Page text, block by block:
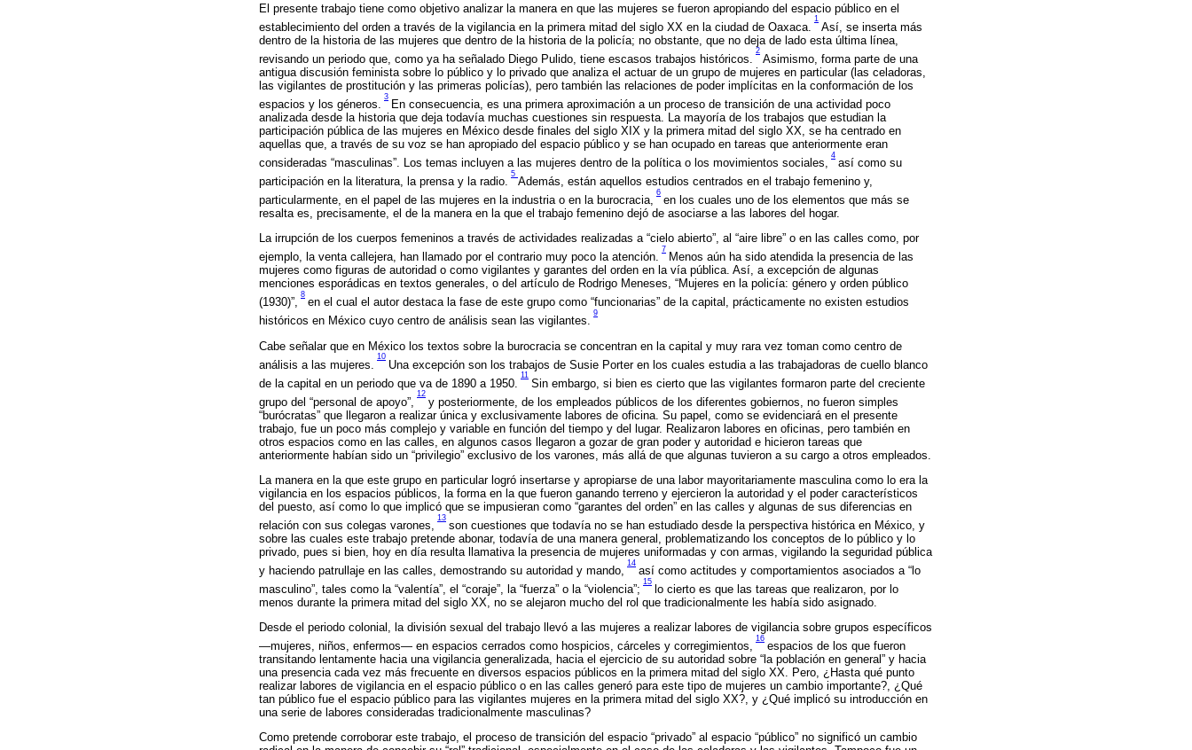
El presente trabajo tiene como objetivo analizar la manera en que las mujeres se fueron apropiando del espacio público en el
establecimiento del orden a través de la vigilancia en la primera mitad del siglo XX en la ciudad de Oaxaca.
1
Así, se inserta más
dentro de la historia de las mujeres que dentro de la historia de la policía; no obstante, que no deja de lado esta última línea,
revisando un periodo que, como ya ha señalado Diego Pulido, tiene escasos trabajos históricos.
2
Asimismo, forma parte de una
antigua discusión feminista sobre lo público y lo privado que analiza el actuar de un grupo de mujeres en particular (las celadoras,
las vigilantes de prostitución y las primeras policías), pero también las relaciones de poder implícitas en la conformación de los
espacios y los géneros.
3
En consecuencia, es una primera aproximación a un proceso de transición de una actividad poco
analizada desde la historia que deja todavía muchas cuestiones sin respuesta. La mayoría de los trabajos que estudian la
participación pública de las mujeres en México desde finales del siglo XIX y la primera mitad del siglo XX, se ha centrado en
aquellas que, a través de su voz se han apropiado del espacio público y se han ocupado en tareas que anteriormente eran
consideradas “masculinas”. Los temas incluyen a las mujeres dentro de la política o los movimientos sociales,
4
así como su
participación en la literatura, la prensa y la radio.
5
Además, están aquellos estudios centrados en el trabajo femenino y,
particularmente, en el papel de las mujeres en la industria o en la burocracia,
6
en los cuales uno de los elementos que más se
resalta es, precisamente, el de la manera en la que el trabajo femenino dejó de asociarse a las labores del hogar.
La irrupción de los cuerpos femeninos a través de actividades realizadas a “cielo abierto”, al “aire libre” o en las calles como, por
ejemplo, la venta callejera, han llamado por el contrario muy poco la atención.
7
Menos aún ha sido atendida la presencia de las
mujeres como figuras de autoridad o como vigilantes y garantes del orden en la vía pública. Así, a excepción de algunas
menciones esporádicas en textos generales, o del artículo de Rodrigo Meneses, “Mujeres en la policía: género y orden público
(1930)”,
8
en el cual el autor destaca la fase de este grupo como “funcionarias” de la capital, prácticamente no existen estudios
históricos en México cuyo centro de análisis sean las vigilantes.
9
Cabe señalar que en México los textos sobre la burocracia se concentran en la capital y muy rara vez toman como centro de
análisis a las mujeres.
10
Una excepción son los trabajos de Susie Porter en los cuales estudia a las trabajadoras de cuello blanco
de la capital en un periodo que va de 1890 a 1950.
11
Sin embargo, si bien es cierto que las vigilantes formaron parte del creciente
grupo del “personal de apoyo”,
12
y posteriormente, de los empleados públicos de los diferentes gobiernos, no fueron simples
“burócratas” que llegaron a realizar única y exclusivamente labores de oficina. Su papel, como se evidenciará en el presente
trabajo, fue un poco más complejo y variable en función del tiempo y del lugar. Realizaron labores en oficinas, pero también en
otros espacios como en las calles, en algunos casos llegaron a gozar de gran poder y autoridad e hicieron tareas que
anteriormente habían sido un “privilegio” exclusivo de los varones, más allá de que algunas tuvieron a su cargo a otros empleados.
La manera en la que este grupo en particular logró insertarse y apropiarse de una labor mayoritariamente masculina como lo era la
vigilancia en los espacios públicos, la forma en la que fueron ganando terreno y ejercieron la autoridad y el poder característicos
del puesto, así como lo que implicó que se impusieran como “garantes del orden” en las calles y algunas de sus diferencias en
relación con sus colegas varones,
13
son cuestiones que todavía no se han estudiado desde la perspectiva histórica en México, y
sobre las cuales este trabajo pretende abonar, todavía de una manera general, problematizando los conceptos de lo público y lo
privado, pues si bien, hoy en día resulta llamativa la presencia de mujeres uniformadas y con armas, vigilando la seguridad pública
y haciendo patrullaje en las calles, demostrando su autoridad y mando,
14
así como actitudes y comportamientos asociados a “lo
masculino”, tales como la “valentía”, el “coraje”, la “fuerza” o la “violencia”;
15
lo cierto es que las tareas que realizaron, por lo
menos durante la primera mitad del siglo XX, no se alejaron mucho del rol que tradicionalmente les había sido asignado.
Desde el periodo colonial, la división sexual del trabajo llevó a las mujeres a realizar labores de vigilancia sobre grupos específicos
—mujeres, niños, enfermos— en espacios cerrados como hospicios, cárceles y corregimientos,
16
espacios de los que fueron
transitando lentamente hacia una vigilancia generalizada, hacia el ejercicio de su autoridad sobre “la población en general” y hacia
una presencia cada vez más frecuente en diversos espacios públicos en la primera mitad del siglo XX. Pero, ¿Hasta qué punto
realizar labores de vigilancia en el espacio público o en las calles generó para este tipo de mujeres un cambio importante?, ¿Qué
tan público fue el espacio público para las vigilantes mujeres en la primera mitad del siglo XX?, y ¿Qué implicó su introducción en
una serie de labores consideradas tradicionalmente masculinas?
Como pretende corroborar este trabajo, el proceso de transición del espacio “privado” al espacio “público” no significó un cambio